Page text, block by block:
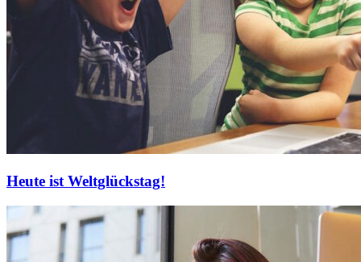
Heute ist Weltglückstag!